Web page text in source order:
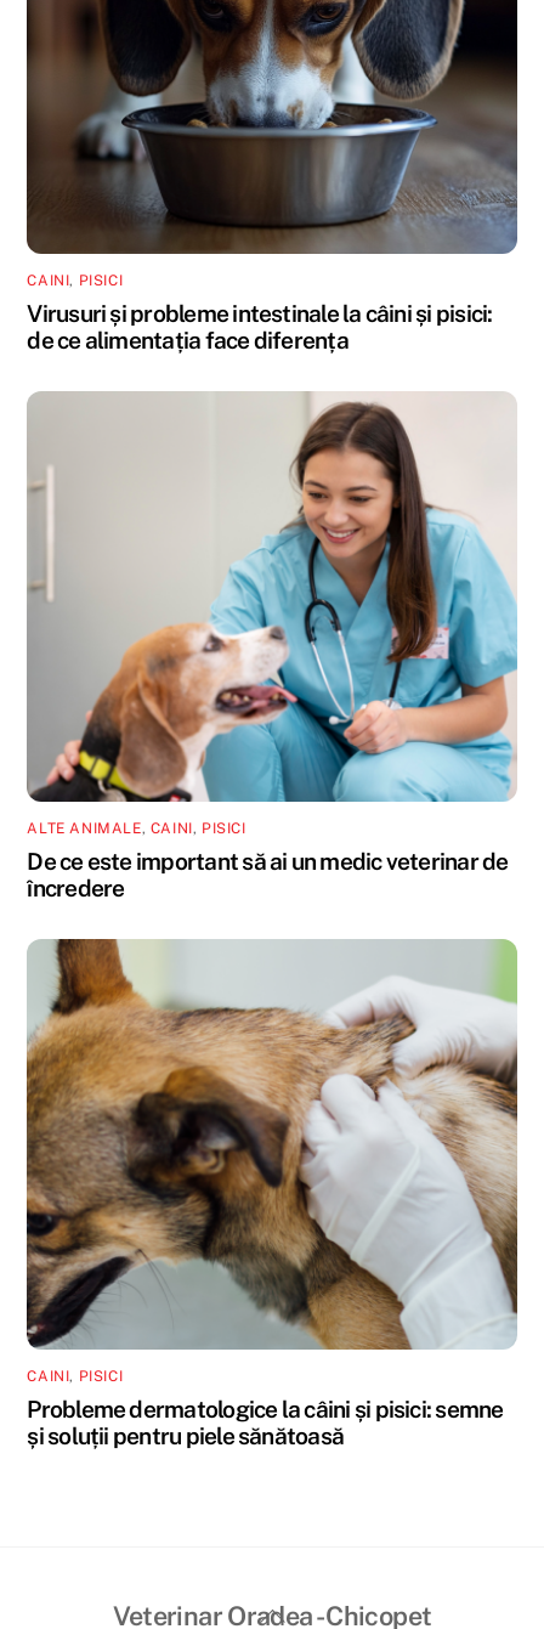
CAINI, PISICI
Virusuri și probleme intestinale la câini și pisici:
de ce alimentația face diferența
ALTE ANIMALE, CAINI, PISICI
De ce este important să ai un medic veterinar de
încredere
CAINI, PISICI
Probleme dermatologice la câini și pisici: semne
și soluții pentru piele sănătoasă
Back
Veterinar Oradea - Chicopet